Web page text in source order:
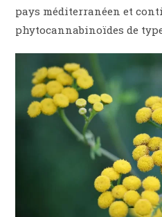
pays méditerranéen et
phytocannabinoïdes de